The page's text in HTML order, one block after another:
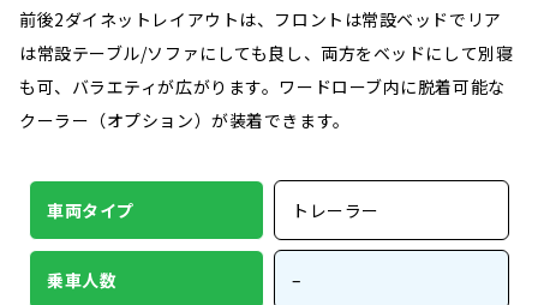
前後2ダイネットレイアウトは、フロントは常設ベッドでリア
は常設テーブル/ソファにしても良し、両方をベッドにして別寝
も可、バラエティが広がります。ワードローブ内に脱着可能な
クーラー（オプション）が装着できます。
車両タイプ トレーラー
乗車人数 –